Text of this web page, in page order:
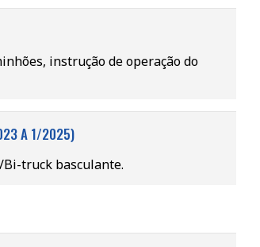
instrução de operação do
A 1/2025)
Bi-truck basculante.